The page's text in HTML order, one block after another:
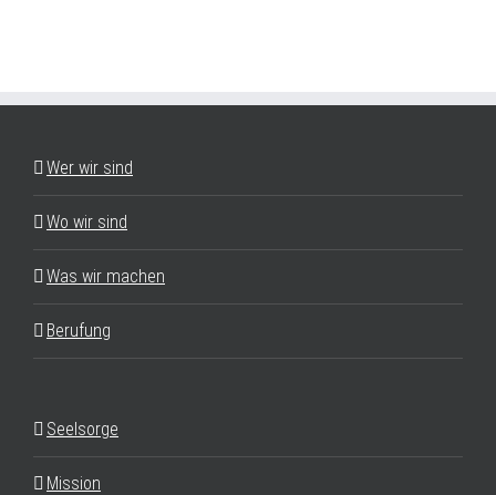
Wer wir sind
Wo wir sind
Was wir machen
Berufung
Seelsorge
Mission